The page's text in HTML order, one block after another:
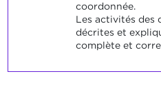
coordonnée.
Les activités des
décrites et
complète et